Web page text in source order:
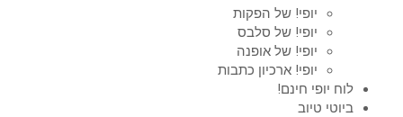
יופי! של הפקות
יופי! של סלבס
יופי! של אופנה
יופי! ארכיון כתבות
לוח יופי חינם!
ביוטי טיוב